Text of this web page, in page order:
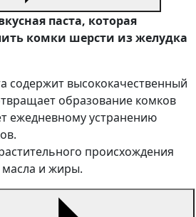
паста, которая
комки шерсти из желудка
содержит высококачественный
образование комков
ежедневному устранению
происхождения
масла и жиры.